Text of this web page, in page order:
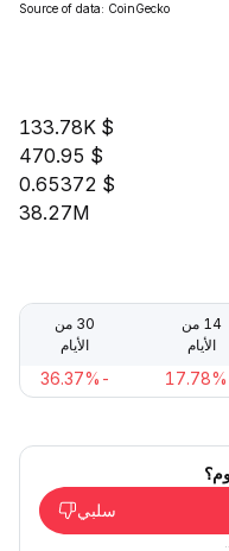
Source of data: CoinGecko
133.78K
470.95
0.65372
38.27M
14 من
الأيام
30 من
الأيام
-36.37%
سلبي